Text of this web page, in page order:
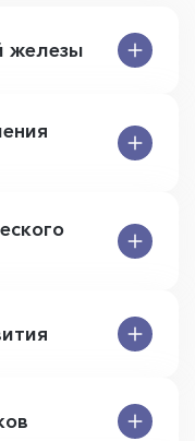
железы